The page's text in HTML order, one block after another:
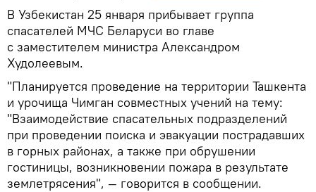
В Узбекистан 25 января прибывает группа
спасателей МЧС Беларуси во главе
с заместителем министра Александром
Худолеевым.
"Планируется проведение на территории Ташкента
и урочища Чимган совместных учений на тему:
"Взаимодействие спасательных подразделений
при проведении поиска и эвакуации пострадавших
в горных районах, а также при обрушении
гостиницы, возникновении пожара в результате
землетрясения", — говорится в сообщении.